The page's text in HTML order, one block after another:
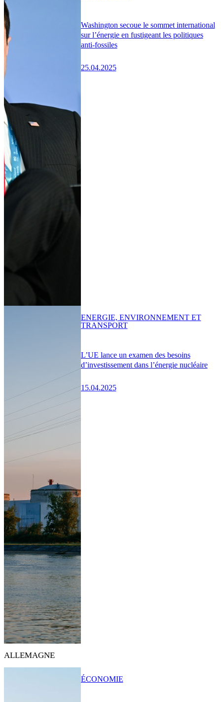
Washington secoue le sommet international
sur l’énergie en fustigeant les politiques
anti-fossiles
25.04.2025
L’UE lance un examen des besoins
d’investissement dans l’énergie nucléaire
15.04.2025
ENERGIE, ENVIRONNEMENT ET
TRANSPORT
ALLEMAGNE
ÉCONOMIE